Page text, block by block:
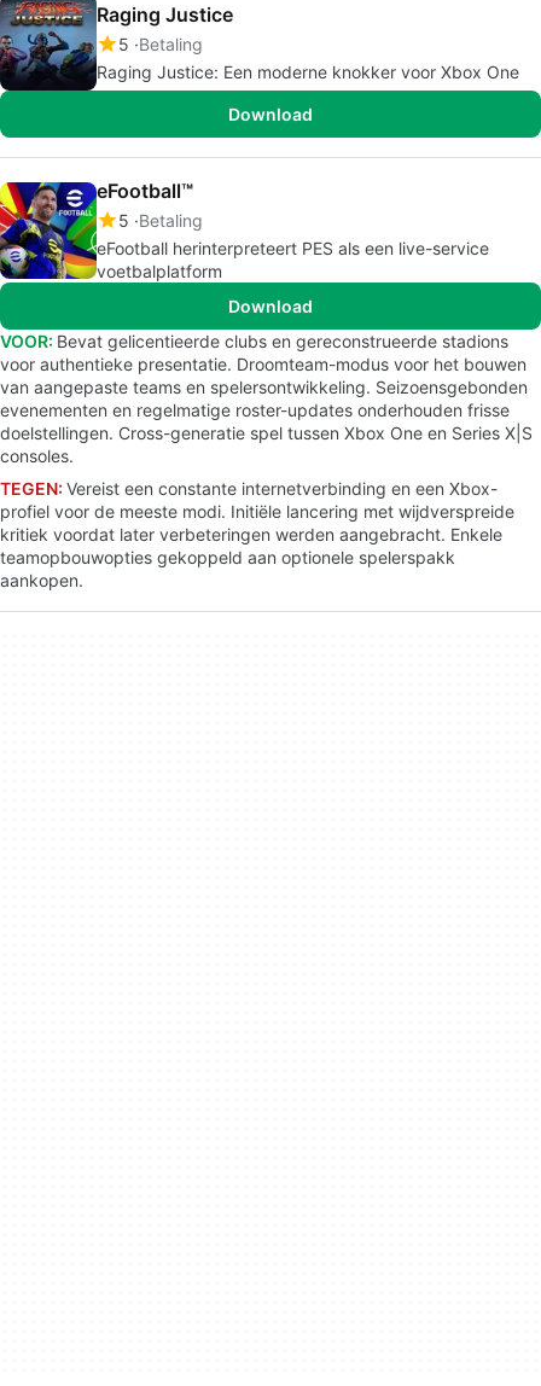
Raging Justice
5 Betaling
Raging Justice: Een moderne knokker voor Xbox One
Download
eFootball™
5 Betaling
eFootball herinterpreteert PES als een live-service
voetbalplatform
Download
VOOR: Bevat gelicentieerde clubs en gereconstrueerde stadions
voor authentieke presentatie. Droomteam-modus voor het bouwen
van aangepaste teams en spelersontwikkeling. Seizoensgebonden
evenementen en regelmatige roster-updates onderhouden frisse
doelstellingen. Cross-generatie spel tussen Xbox One en Series X|S
consoles.
TEGEN: Vereist een constante internetverbinding en een Xbox-
profiel voor de meeste modi. Initiële lancering met wijdverspreide
kritiek voordat later verbeteringen werden aangebracht. Enkele
teamopbouwopties gekoppeld aan optionele spelerspakk
aankopen.